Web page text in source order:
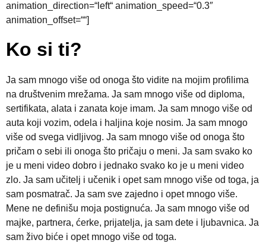
animation_direction=“left“ animation_speed=“0.3″
animation_offset=““]
Ko si ti?
Ja sam mnogo više od onoga što vidite na mojim profilima
na društvenim mrežama. Ja sam mnogo više od diploma,
sertifikata, alata i zanata koje imam. Ja sam mnogo više od
auta koji vozim, odela i haljina koje nosim. Ja sam mnogo
više od svega vidljivog. Ja sam mnogo više od onoga što
pričam o sebi ili onoga što pričaju o meni. Ja sam svako ko
je u meni video dobro i jednako svako ko je u meni video
zlo. Ja sam učitelj i učenik i opet sam mnogo više od toga, ja
sam posmatrač. Ja sam sve zajedno i opet mnogo više.
Mene ne definišu moja postignuća. Ja sam mnogo više od
majke, partnera, ćerke, prijatelja, ja sam dete i ljubavnica. Ja
sam živo biće i opet mnogo više od toga.